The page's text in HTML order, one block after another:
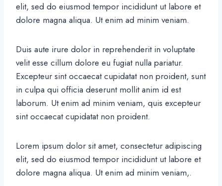
elit, sed do eiusmod tempor incididunt ut labore et
dolore magna aliqua. Ut enim ad minim veniam.
Duis aute irure dolor in reprehenderit in voluptate
velit esse cillum dolore eu fugiat nulla pariatur.
Excepteur sint occaecat cupidatat non proident, sunt
in culpa qui officia deserunt mollit anim id est
laborum. Ut enim ad minim veniam, quis excepteur
sint occaecat cupidatat non proident.
Lorem ipsum dolor sit amet, consectetur adipiscing
elit, sed do eiusmod tempor incididunt ut labore et
dolore magna aliqua. Ut enim ad minim veniam,.